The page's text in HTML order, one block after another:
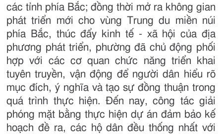
các tỉnh phía Bắc; đồng thời mở ra không gian
phát triển mới cho vùng Trung du miền núi
phía Bắc, thúc đẩy kinh tế - xã hội của địa
phương phát triển, phường đã chủ động phối
hợp với các cơ quan chức năng triển khai
tuyên truyền, vận động để người dân hiểu rõ
mục đích, ý nghĩa và tạo sự đồng thuận trong
quá trình thực hiện. Đến nay, công tác giải
phóng mặt bằng thực hiện dự án đảm bảo kế
hoạch đề ra, các hộ dân đều thống nhất với